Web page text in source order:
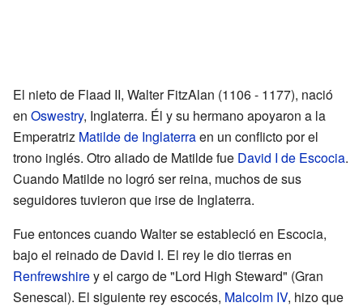
El nieto de Flaad II, Walter FitzAlan (1106 - 1177), nació
en Oswestry, Inglaterra. Él y su hermano apoyaron a la
Emperatriz Matilde de Inglaterraen un conflicto por el
trono inglés. Otro aliado de Matilde fue David I de Escocia.
Cuando Matilde no logró ser reina, muchos de sus
seguidores tuvieron que irse de Inglaterra.
Fue entonces cuando Walter se estableció en Escocia,
bajo el reinado de David I. El rey le dio tierras en
Renfrewshirey el cargo de "Lord High Steward" (Gran
Senescal). El siguiente rey escocés, Malcolm IV, hizo que